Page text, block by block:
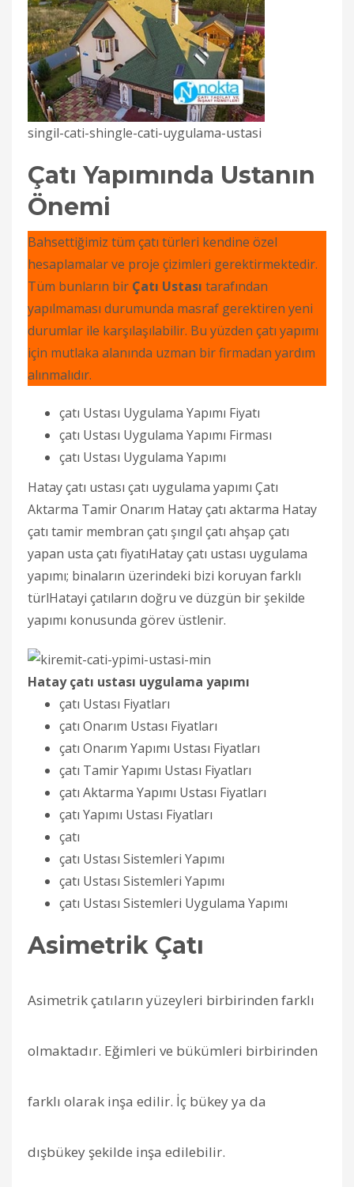
singil-cati-shingle-cati-uygulama-ustasi
Çatı Yapımında Ustanın
Önemi
Bahsettiğimiz tüm çatı türleri kendine özel
hesaplamalar ve proje çizimleri gerektirmektedir.
Tüm bunların bir Çatı Ustası tarafından
yapılmaması durumunda masraf gerektiren yeni
durumlar ile karşılaşılabilir. Bu yüzden çatı yapımı
için mutlaka alanında uzman bir firmadan yardım
alınmalıdır.
çatı Ustası Uygulama Yapımı Fiyatı
çatı Ustası Uygulama Yapımı Firması
çatı Ustası Uygulama Yapımı
Hatay çatı ustası çatı uygulama yapımı Çatı
Aktarma Tamir Onarım Hatay çatı aktarma Hatay
çatı tamir membran çatı şıngıl çatı ahşap çatı
yapan usta çatı fiyatıHatay çatı ustası uygulama
yapımı; binaların üzerindeki bizi koruyan farklı
türlHatayi çatıların doğru ve düzgün bir şekilde
yapımı konusunda görev üstlenir.
Hatay çatı ustası uygulama yapımı
çatı Ustası Fiyatları
çatı Onarım Ustası Fiyatları
çatı Onarım Yapımı Ustası Fiyatları
çatı Tamir Yapımı Ustası Fiyatları
çatı Aktarma Yapımı Ustası Fiyatları
çatı Yapımı Ustası Fiyatları
çatı
çatı Ustası Sistemleri Yapımı
çatı Ustası Sistemleri Yapımı
çatı Ustası Sistemleri Uygulama Yapımı
Asimetrik Çatı
Asimetrik çatıların yüzeyleri birbirinden farklı
olmaktadır. Eğimleri ve bükümleri birbirinden
farklı olarak inşa edilir. İç bükey ya da
dışbükey şekilde inşa edilebilir.